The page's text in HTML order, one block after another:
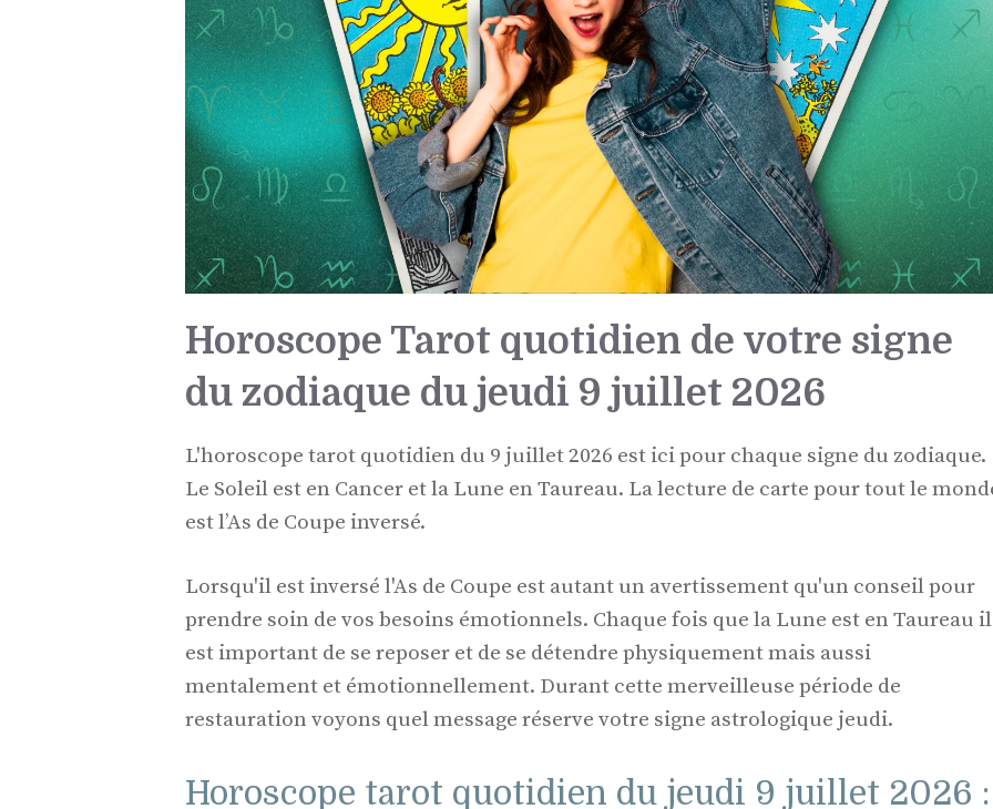
Horoscope Tarot quotidien de votre signe
du zodiaque du jeudi 9 juillet 2026
L'horoscope tarot quotidien du 9 juillet 2026 est ici pour chaque signe du zodiaque.
Le Soleil est en Cancer et la Lune en Taureau. La lecture de carte pour tout le
est l’As de Coupe inversé.
Lorsqu'il est inversé l'As de Coupe est autant un avertissement qu'un conseil pour
prendre soin de vos besoins émotionnels. Chaque fois que la Lune est en Taureau il
est important de se reposer et de se détendre physiquement mais aussi
mentalement et émotionnellement. Durant cette merveilleuse période de
restauration voyons quel message réserve votre signe astrologique jeudi.
Horoscope tarot quotidien du jeudi 9 juillet 2026 :